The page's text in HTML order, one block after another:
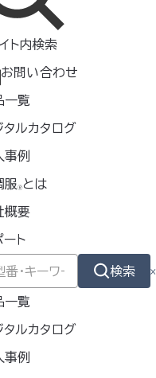
ト内検索
お問い合わせ
一覧
タルカタログ
事例
服🄬 とは
概要
ート
検索
一覧
タルカタログ
事例